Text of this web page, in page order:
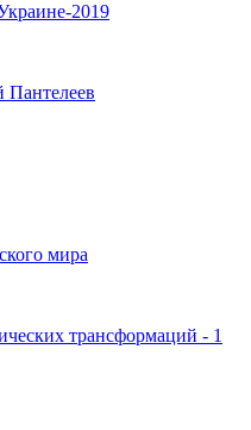
2019
мира
трансформаций - 1